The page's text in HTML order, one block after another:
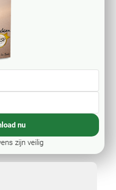
nu
zijn veilig